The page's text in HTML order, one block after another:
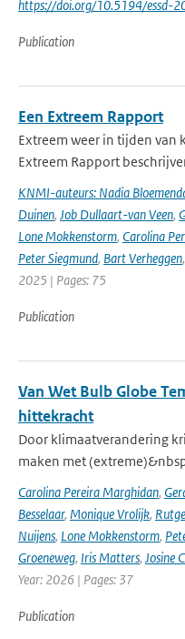
https://doi.org/10.5194/essd-
Publication
Een Extreem Rapport
Extreem weer in tijden van
Extreem Rapport
KNMI-auteurs: Nadia
Duinen, Job Dullaart-van Veen,
Lone Mokkenstorm, Carolina
Peter Siegmund, Bart Verheggen,
2025 | Pages: 75
Publication
Van Wet Bulb Globe
hittekracht
Door klimaatverandering
maken met
Carolina Pereira Marghidan,
Besselaar, Monique Vrolijk,
Nuijens, Lone Mokkenstorm,
Groeneweg, Iris Matters, Josine
Year: 2026 | Pages: 37
Publication